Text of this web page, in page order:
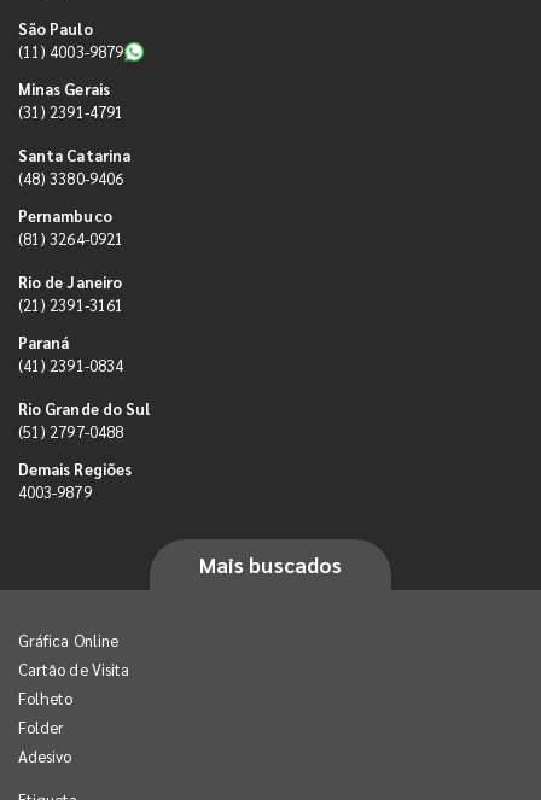
São Paulo
(11) 4003-9879
Minas Gerais
(31) 2391-4791
Santa Catarina
(48) 3380-9406
Pernambuco
(81) 3264-0921
Rio de Janeiro
(21) 2391-3161
Paraná
(41) 2391-0834
Rio Grande do Sul
(51) 2797-0488
Demais Regiões
4003-9879
Mais buscados
Gráfica Online
Cartão de Visita
Folheto
Folder
Adesivo